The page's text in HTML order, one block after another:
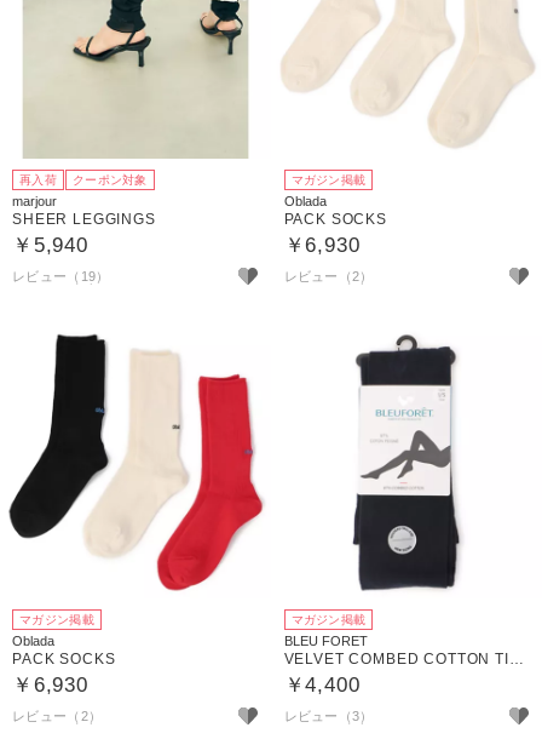
再入荷 クーポン対象
marjour
SHEER LEGGINGS
￥5,940
レビュー（19）
マガジン掲載
Oblada
PACK SOCKS
￥6,930
レビュー（2）
マガジン掲載
Oblada
PACK SOCKS
￥6,930
レビュー（2）
マガジン掲載
BLEU FORET
￥4,400
レビュー（3）